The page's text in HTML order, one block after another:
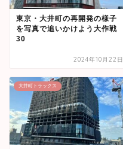
東京・大井町の再開発の様子
を写真で追いかけよう大作戦
30
2024年10月22日
大井町トラックス